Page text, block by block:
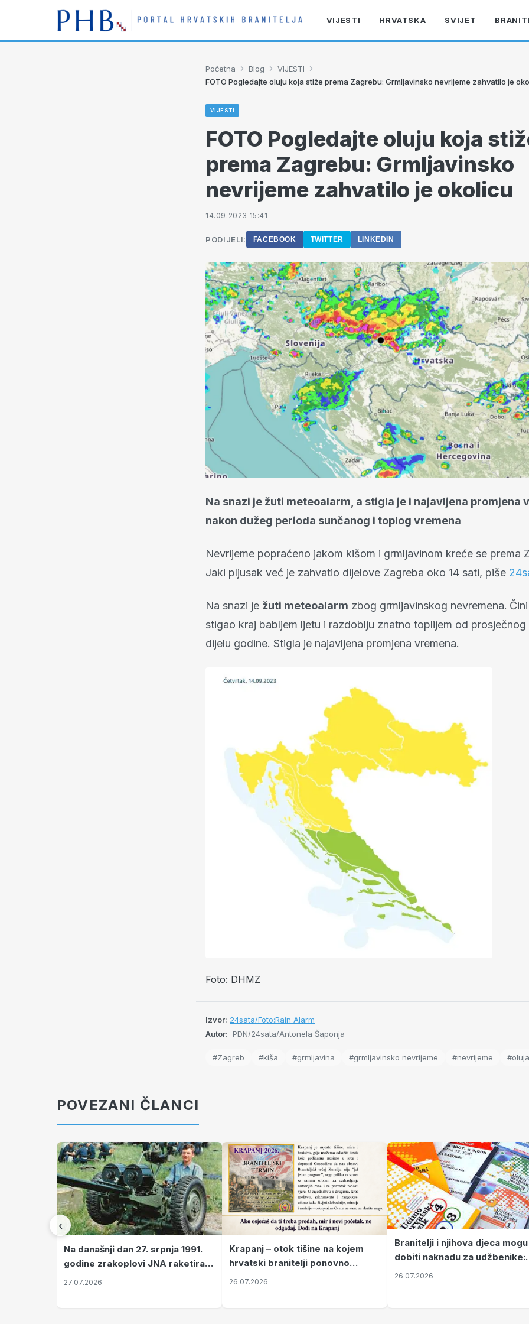
VIJESTI HRVATSKA SVIJET
Početna › Blog › VIJESTI ›
FOTO Pogledajte oluju koja stiže prema Zagrebu: Grmljavinsko nevrijeme zahvatilo je
VIJESTI
FOTO Pogledajte oluju koja
prema Zagrebu: Grmljavinsko
nevrijeme zahvatilo je okolicu
14.09.2023 15:41
PODIJELI: FACEBOOK TWITTER LINKEDIN
Na snazi je žuti meteoalarm, a stigla je i najavljena promjena
nakon dužeg perioda sunčanog i toplog vremena
Nevrijeme popraćeno jakom kišom i grmljavinom kreće se prema
Jaki pljusak već je zahvatio dijelove Zagreba oko 14 sati, piše
Na snazi je žuti meteoalarm zbog grmljavinskog nevremena.
stigao kraj babljem ljetu i razdoblju znatno toplijem od
dijelu godine. Stigla je najavljena promjena vremena.
Foto: DHMZ
Izvor: 24sata/Foto:Rain Alarm
Autor: PDN/24sata/Antonela Šaponja
#Zagreb #kiša #grmljavina #grmljavinsko nevrijeme #nevrijeme #oluja
POVEZANI ČLANCI
‹
Na današnji dan 27. srpnja 1991.
godine zrakoplovi JNA raketirali
su vojarnu i obučni centar "Nikola
27.07.2026
Krapanj – otok tišine na kojem
hrvatski branitelji ponovno
pronalaze mir
26.07.2026
Branitelji i njihova djeca mogu
dobiti naknadu za udžbenike:
zahtjevi se podnose do 31.
26.07.2026